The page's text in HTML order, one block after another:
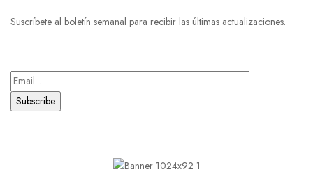
Suscríbete al boletín semanal para recibir las últimas actualizaciones.